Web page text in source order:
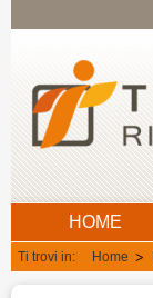
HOME
Ti trovi in: Home